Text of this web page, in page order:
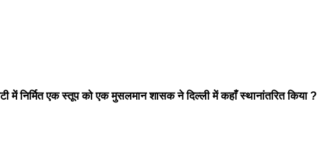
में निर्मित एक स्तूप को एक मुसलमान शासक ने दिल्ली में कहाँ स्थानांतरित किया ?